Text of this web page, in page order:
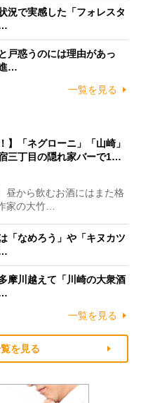
況で実感した「フォレスタ
戸惑うのには理由があっ
…
一覧を見る
】「ネグローニ」「山崎」
三丁目の隠れ家バーで1…
から飲むお酒にはまた格
家の大竹…
「なめろう」や「キヌカツ
摩川越えて「川崎の大衆酒
一覧を見る
を見る